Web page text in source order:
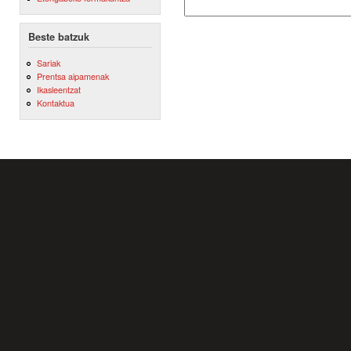
Beste batzuk
Sariak
Prentsa aipamenak
Ikasleentzat
Kontaktua